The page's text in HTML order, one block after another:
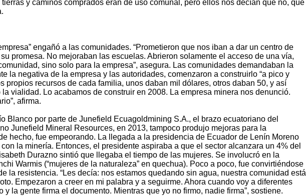
y caminos comprados eran de uso comunal, pero ellos nos decían que no, que
engañó a las comunidades. “Prometieron que nos iban a dar un centro de
promesa. No mejoraban las escuelas. Abrieron solamente el acceso de una vía,
sino solo para la empresa”, asegura. Las comunidades demandaban la
la negativa de la empresa y las autoridades, comenzaron a construirlo “a pico y
propios recursos de cada familia, unos daban mil dólares, otros daban 50, y así
la vialidad. Lo acabamos de construir en 2008. La empresa minera nos denunció.
afirma.
Blanco por parte de Junefield Ecuagoldmining S.A., el brazo ecuatoriano del
Junefield Mineral Resources, en 2013, tampoco produjo mejoras para la
hecho, fue empeorando. La llegada a la presidencia de Ecuador de Lenín Moreno
la minería. Entonces, el presidente aspiraba a que el sector alcanzara un 4% del
Durazno sintió que llegaba el tiempo de las mujeres. Se involucró en la
Warmis (“mujeres de la naturaleza” en quechua). Poco a poco, fue convirtiéndose
la resistencia. “Les decía: nos estamos quedando sin agua, nuestra comunidad está
Empezaron a creer en mi palabra y a seguirme. Ahora cuando voy a diferentes
y la gente firma el documento. Mientras que yo no firmo, nadie firma”, sostiene.